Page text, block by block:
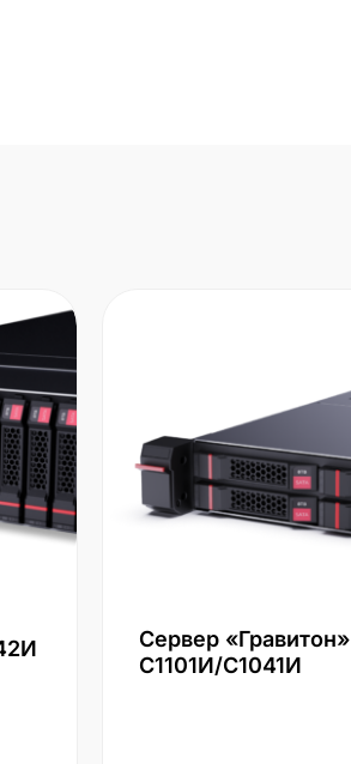
Сервер «Гравитон»
С1101И/С1041И